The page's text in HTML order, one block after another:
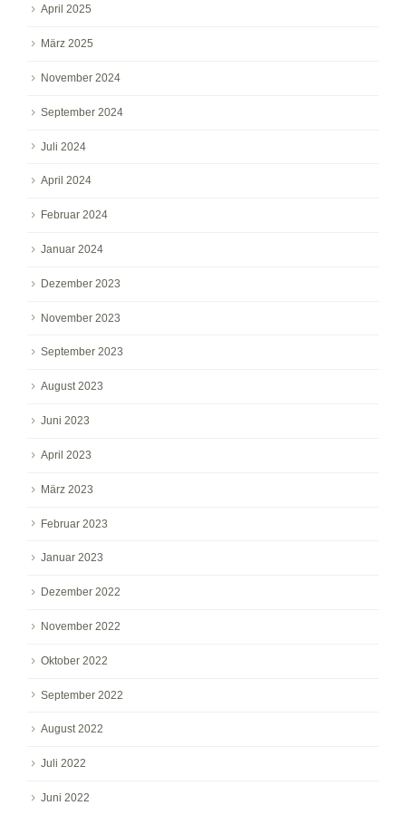
April 2025
März 2025
November 2024
September 2024
Juli 2024
April 2024
Februar 2024
Januar 2024
Dezember 2023
November 2023
September 2023
August 2023
Juni 2023
April 2023
März 2023
Februar 2023
Januar 2023
Dezember 2022
November 2022
Oktober 2022
September 2022
August 2022
Juli 2022
Juni 2022